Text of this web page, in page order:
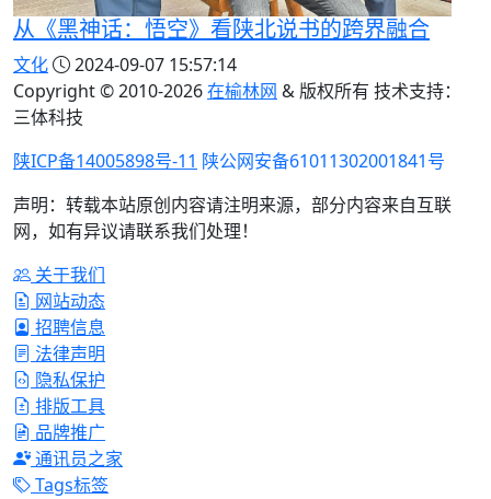
从《黑神话：悟空》看陕北说书的跨界融合
文化
2024-09-07 15:57:14
Copyright © 2010-2026在榆林网 & 版权所有 技术支持：
三体科技
陕ICP备14005898号-11 陕公网安备61011302001841号
声明：转载本站原创内容请注明来源，部分内容来自互联
网，如有异议请联系我们处理！
关于我们
网站动态
招聘信息
法律声明
隐私保护
排版工具
品牌推广
通讯员之家
Tags标签